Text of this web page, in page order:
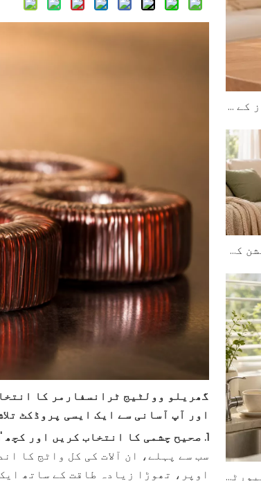
اور آپ آسانی سے ایک ایسی پروڈکٹ
1. صحیح چشمی کا انتخاب کریں اور کچھ 'wiggle room' چھوڑ دیں
سب سے پہلے، ان آلات کی کل واٹج کا
اوپر، تھوڑا زیادہ طاقت کے ساتھ
چین میں شوہنگ ٹرانسفارمرز کے ساتھ یو ایس ڈائیسن ہیئر ڈرائر کو محفوظ طریقے سے استعمال کرنے کا طریقہ
Shunhong کا تھرمل پروٹیکشن کس طرح زیادہ گرم ہونے سے روکتا ہے۔
اسٹائل میٹس پاور: آپ کے امپورٹڈ ایپلائینسز کے لیے سلیک شون ہونگ ٹرانسفارمر